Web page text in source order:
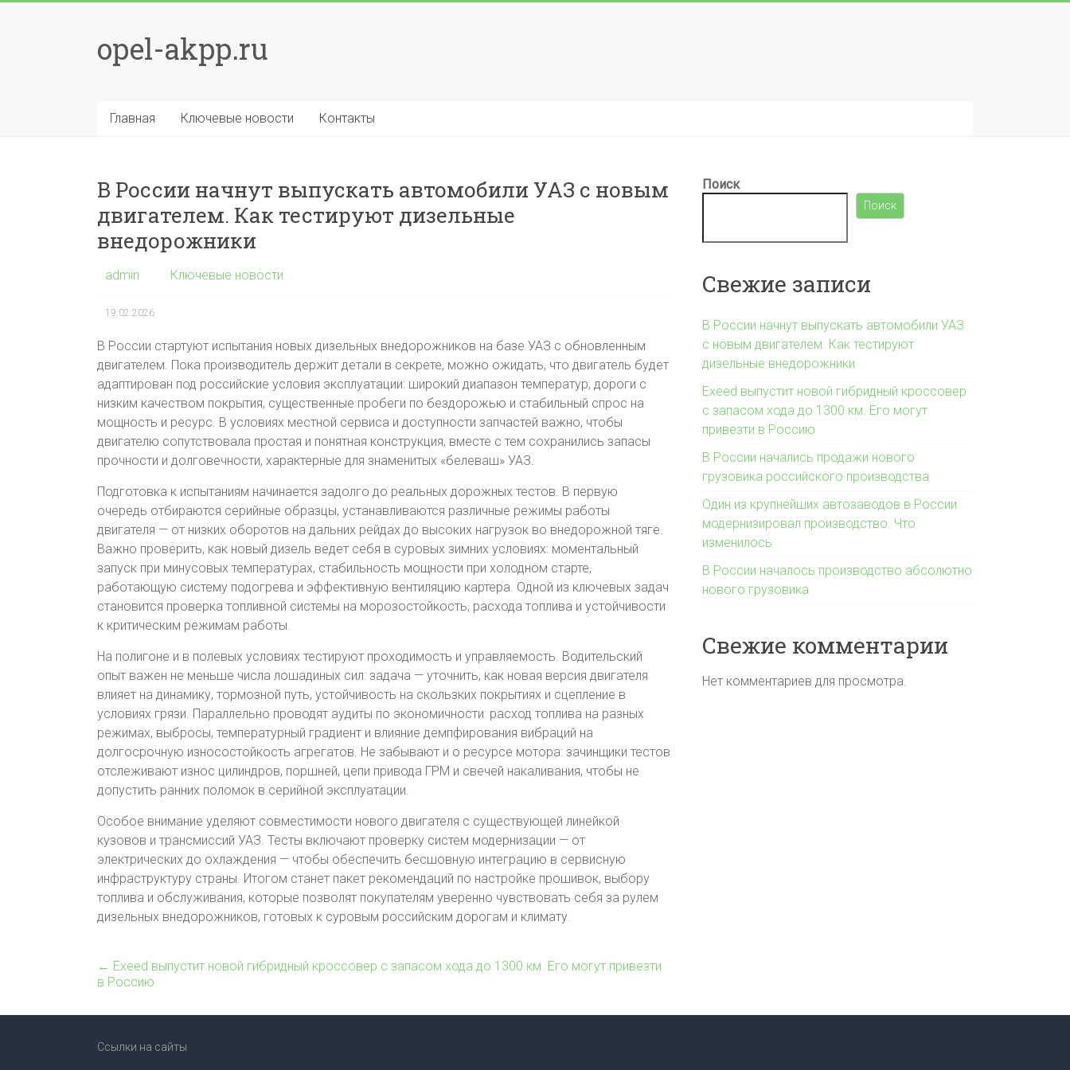
opel-akpp.ru
Главная Ключевые новости Контакты
В России начнут выпускать автомобили УАЗ с новым
двигателем. Как тестируют дизельные
внедорожники
admin Ключевые новости
19.02.2026
В России стартуют испытания новых дизельных внедорожников на базе УАЗ с обновленным
двигателем. Пока производитель держит детали в секрете, можно ожидать, что двигатель будет
адаптирован под российские условия эксплуатации: широкий диапазон температур, дороги с
низким качеством покрытия, существенные пробеги по бездорожью и стабильный спрос на
мощность и ресурс. В условиях местной сервиса и доступности запчастей важно, чтобы
двигателю сопутствовала простая и понятная конструкция, вместе с тем сохранились запасы
прочности и долговечности, характерные для знаменитых «белеваш» УАЗ.
Подготовка к испытаниям начинается задолго до реальных дорожных тестов. В первую
очередь отбираются серийные образцы, устанавливаются различные режимы работы
двигателя — от низких оборотов на дальних рейдах до высоких нагрузок во внедорожной тяге.
Важно проверить, как новый дизель ведет себя в суровых зимних условиях: моментальный
запуск при минусовых температурах, стабильность мощности при холодном старте,
работающую систему подогрева и эффективную вентиляцию картера. Одной из ключевых задач
становится проверка топливной системы на морозостойкость, расхода топлива и устойчивости
к критическим режимам работы.
На полигоне и в полевых условиях тестируют проходимость и управляемость. Водительский
опыт важен не меньше числа лошадиных сил: задача — уточнить, как новая версия двигателя
влияет на динамику, тормозной путь, устойчивость на скользких покрытиях и сцепление в
условиях грязи. Параллельно проводят аудиты по экономичности: расход топлива на разных
режимах, выбросы, температурный градиент и влияние демпфирования вибраций на
долгосрочную износостойкость агрегатов. Не забывают и о ресурсе мотора: зачинщики тестов
отслеживают износ цилиндров, поршней, цепи привода ГРМ и свечей накаливания, чтобы не
допустить ранних поломок в серийной эксплуатации.
Особое внимание уделяют совместимости нового двигателя с существующей линейкой
кузовов и трансмиссий УАЗ. Тесты включают проверку систем модернизации — от
электрических до охлаждения — чтобы обеспечить бесшовную интеграцию в сервисную
инфраструктуру страны. Итогом станет пакет рекомендаций по настройке прошивок, выбору
топлива и обслуживания, которые позволят покупателям уверенно чувствовать себя за рулем
дизельных внедорожников, готовых к суровым российским дорогам и климату.
← Exeed выпустит новой гибридный кроссовер с запасом хода до 1300 км. Его могут привезти
в Россию
Поиск
Поиск
Свежие записи
В России начнут выпускать автомобили УАЗ
с новым двигателем. Как тестируют
дизельные внедорожники
Exeed выпустит новой гибридный кроссовер
с запасом хода до 1300 км. Его могут
привезти в Россию
В России начались продажи нового
грузовика российского производства
Один из крупнейших автозаводов в России
модернизировал производство. Что
изменилось
В России началось производство абсолютно
нового грузовика
Свежие комментарии
Нет комментариев для просмотра.
Ссылки на сайты